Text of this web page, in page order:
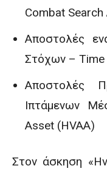
Combat Search
Αποστολές
Στόχων – Time
Αποστολές
Ιπτάμενων
Asset (HVAA)
Στον άσκηση